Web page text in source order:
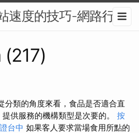
速度的技巧-網路行銷
(217)
分類的角度來看，食品是否適合直
供服務的機構類型是次要的。 按
台中 如果客人要求當場食用所點的